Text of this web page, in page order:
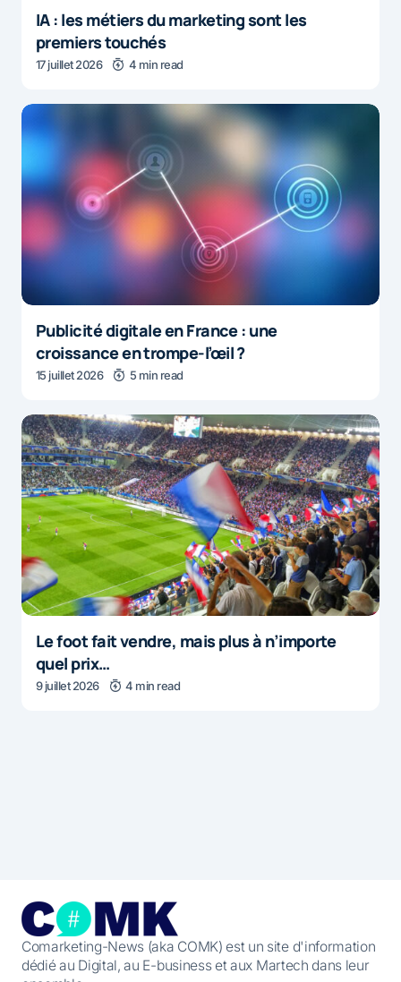
IA : les métiers du marketing sont les
premiers touchés
17 juillet 2026 4 min read
Publicité digitale en France : une
croissance en trompe-l’œil ?
15 juillet 2026 5 min read
Le foot fait vendre, mais plus à n’importe
quel prix…
9 juillet 2026 4 min read
Comarketing-News (aka COMK) est un site d'information
dédié au Digital, au E-business et aux Martech dans leur